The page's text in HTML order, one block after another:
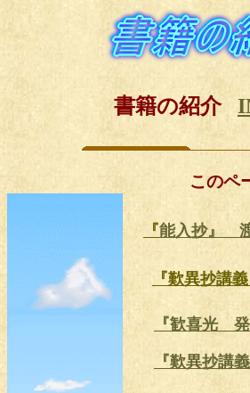
書籍の紹介
このペ
『能入抄』
『歎異抄
『歓喜光
『歎異抄